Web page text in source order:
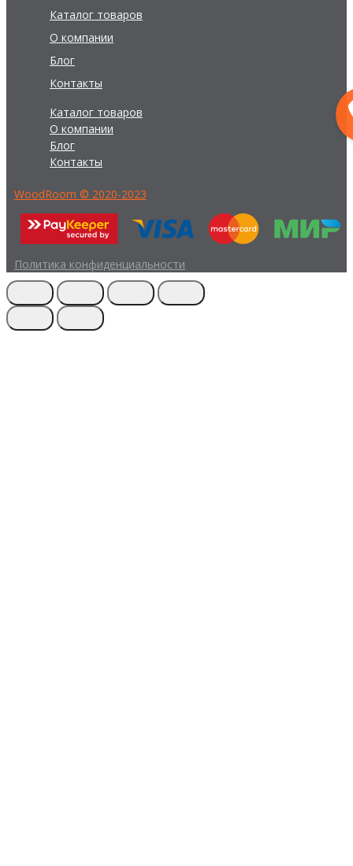
Каталог товаров
О компании
Блог
Контакты
Каталог товаров
О компании
Блог
Контакты
WoodRoom © 2020-2023
Политика конфиденциальности